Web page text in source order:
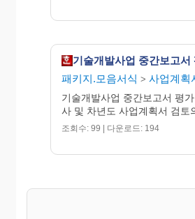
패키지.모음서식 > 사업계획
기술개발사업 중간보고서 평
사 및 차년도 사업계획서 검토
조회수: 99 | 다운로드: 194